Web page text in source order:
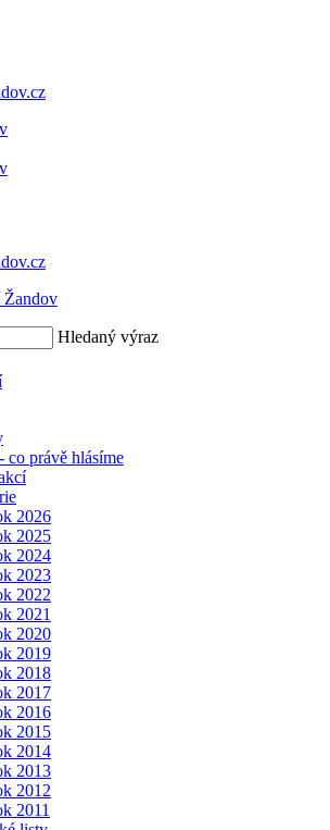
Žandov
Hledaný výraz
co právě hlásíme
2026
2025
2024
2023
2022
2021
2020
2019
2018
2017
2016
2015
2014
2013
2012
2011